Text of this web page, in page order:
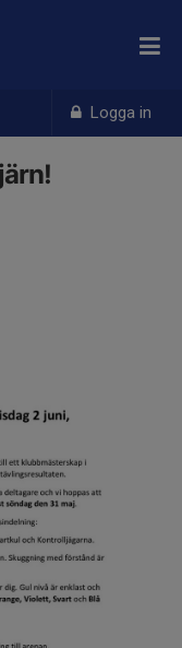
Logga in